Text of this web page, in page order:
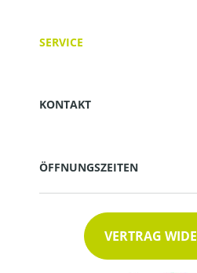
SERVICE
KONTAKT
ÖFFNUNGSZEITEN
VERTRAG